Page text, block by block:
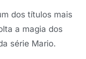
dos títulos mais
a magia dos
série Mario.